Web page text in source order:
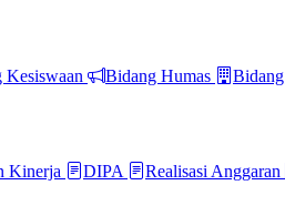
Kesiswaan Bidang Humas Bidang
Kinerja DIPA Realisasi Anggaran